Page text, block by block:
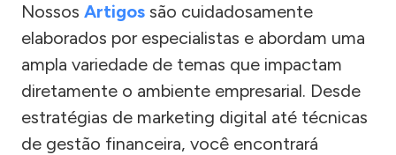
Nossos Artigos são cuidadosamente
elaborados por especialistas e abordam uma
ampla variedade de temas que impactam
diretamente o ambiente empresarial. Desde
estratégias de marketing digital até técnicas
de gestão financeira, você encontrará